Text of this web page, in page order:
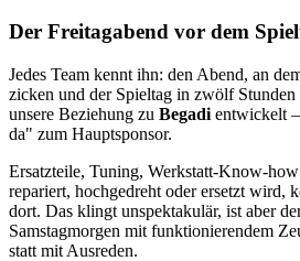
Der Freitagabend vor dem
Jedes Team kennt ihn: den Abend, an
zicken und der Spieltag in zwölf Stunden
unsere Beziehung zu Begadi entwickelt
da" zum Hauptsponsor.
Ersatzteile, Tuning, Werkstatt-Know-
repariert, hochgedreht oder ersetzt wird,
dort. Das klingt unspektakulär, ist aber
Samstagmorgen mit funktionierendem
statt mit Ausreden.